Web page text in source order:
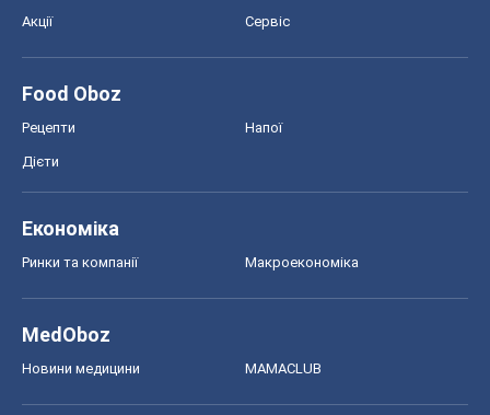
Акції Сервіс
Food Oboz
Рецепти Напої
Дієти
Економіка
Ринки та компанії Макроекономіка
MedOboz
Новини медицини MAMACLUB